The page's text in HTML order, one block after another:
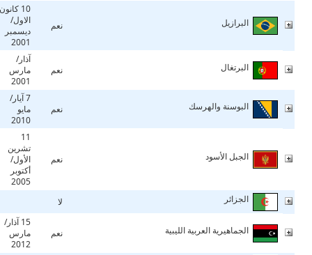
البرازيل نعم
10 كانون
الاول/
ديسمبر
2001
البرتغال نعم
آذار/
مارس
2001
البوسنة والهرسك نعم
7 آيار/
مايو
2010
الجبل الأسود نعم
11
تشرين
الأول/
أكتوبر
2005
الجزائر
الجماهيرية العربية الليبية نعم
15 آذار/
مارس
2012